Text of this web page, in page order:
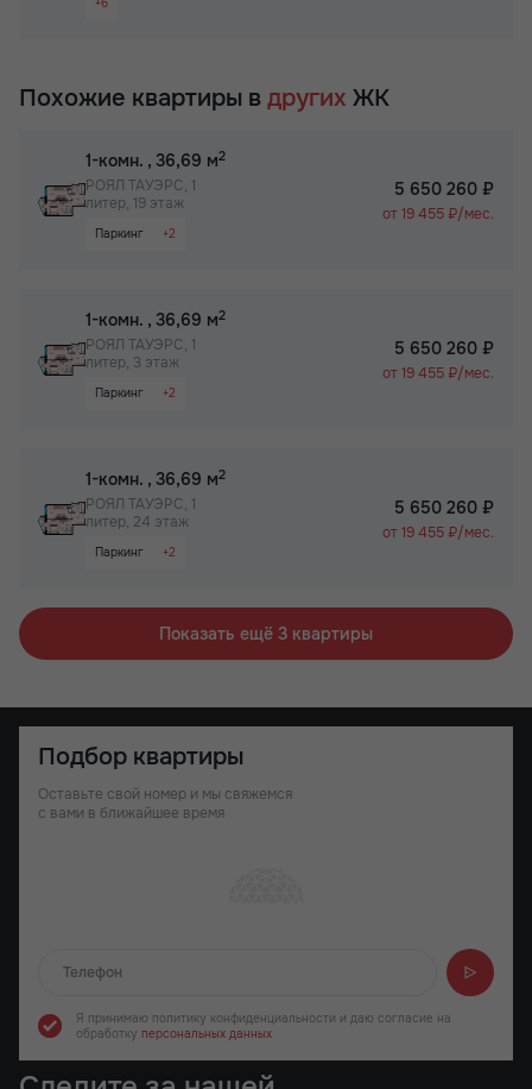
Не угловая
+6
Просторная лоджия/балкон
Собственный спортзал в ЖК
Бизнес-класс
Похожие квартиры в других ЖК
1-комн. , 36,69 м2
РОЯЛ ТАУЭРС, 1
литер, 19 этаж
+2
Паркинг
5 650 260 ₽
от 19 455 ₽/мес.
1-комн. , 36,69 м2
РОЯЛ ТАУЭРС, 1
литер, 3 этаж
+2
Паркинг
5 650 260 ₽
от 19 455 ₽/мес.
1-комн. , 36,69 м2
РОЯЛ ТАУЭРС, 1
литер, 24 этаж
+2
Паркинг
5 650 260 ₽
от 19 455 ₽/мес.
Показать ещё 3 квартиры
Подбор квартиры
Оставьте свой номер и мы свяжемся
с вами в ближайшее время
Я принимаю политику конфиденциальности и даю согласие на
обработку персональных данных